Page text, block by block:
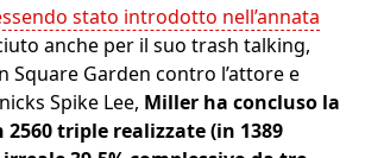
stato introdotto nell’annata
anche per il suo trash talking,
Square Garden contro l’attore e
Spike Lee, Miller ha concluso la
triple realizzate (in 1389